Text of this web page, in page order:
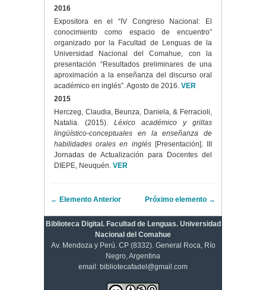
2016
Expositora en el “IV Congreso Nacional: El
conocimiento como espacio de encuentro”
organizado por la Facultad de Lenguas de la
Universidad Nacional del Comahue, con la
presentación “Resultados preliminares de una
aproximación a la enseñanza del discurso oral
académico en inglés”. Agosto de 2016. VER
2015
Herczeg, Claudia, Beunza, Daniela, & Ferracioli,
Natalia. (2015). Léxico académico y grillas
lingüístico-conceptuales en la enseñanza de
habilidades orales en inglés[Presentación]. III
Jornadas de Actualización para Docentes del
DIEPE, Neuquén. VER
← Elemento Anterior Próximo elemento →
Biblioteca Digital. Facultad de Lenguas. Universidad
Nacional del Comahue
Av. Mendoza y Perú. CP (8332). General Roca, Río
Negro, Argentina
email: bibliotecafadel@gmail.com